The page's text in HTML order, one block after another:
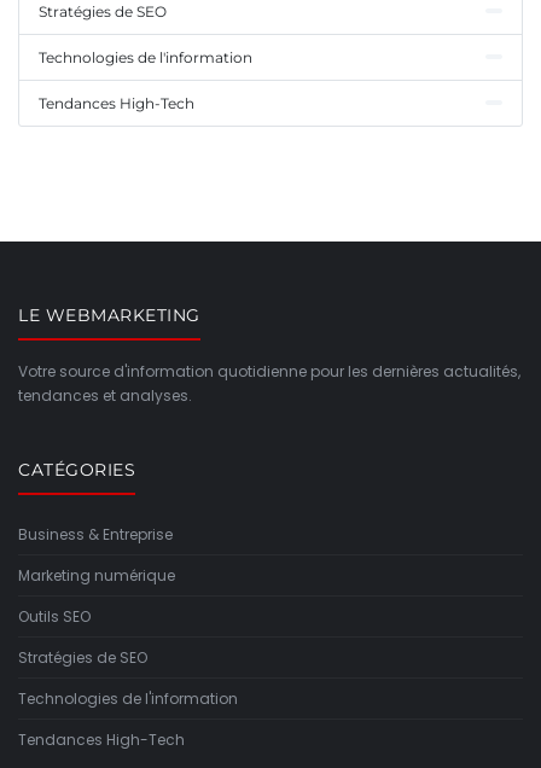
Stratégies de SEO
Technologies de l'information
Tendances High-Tech
LE WEBMARKETING
Votre source d'information quotidienne pour les dernières actualités,
tendances et analyses.
CATÉGORIES
Business & Entreprise
Marketing numérique
Outils SEO
Stratégies de SEO
Technologies de l'information
Tendances High-Tech